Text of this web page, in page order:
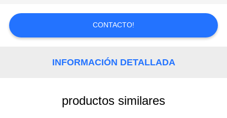
NOTICIAS
CONTACTO!
INFORMACIÓN DETALLADA
productos similares